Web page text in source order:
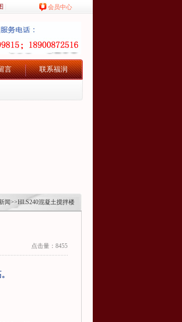
会员中心
言 联系福润
闻>>HLS240混凝土搅拌楼
点击量：8455